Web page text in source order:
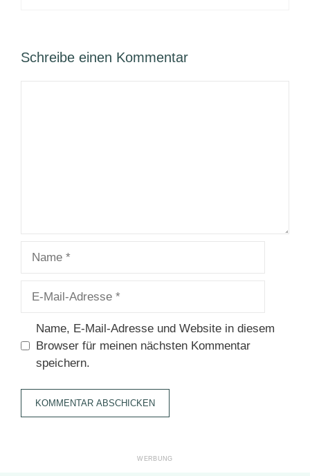
Schreibe einen Kommentar
Adresse
Name, E-Mail-Adresse und Website in diesem
Browser für meinen nächsten Kommentar
speichern.